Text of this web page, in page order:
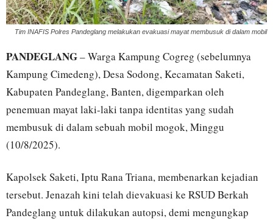
Tim INAFIS Polres Pandeglang melakukan evakuasi mayat membusuk di dalam mobil
PANDEGLANG– Warga Kampung Cogreg (sebelumnya
Kampung Cimedeng), Desa Sodong, Kecamatan Saketi,
Kabupaten Pandeglang, Banten, digemparkan oleh
penemuan mayat laki-laki tanpa identitas yang sudah
membusuk di dalam sebuah mobil mogok, Minggu
(10/8/2025).
Kapolsek Saketi, Iptu Rana Triana, membenarkan kejadian
tersebut. Jenazah kini telah dievakuasi ke RSUD Berkah
Pandeglang untuk dilakukan autopsi, demi mengungkap